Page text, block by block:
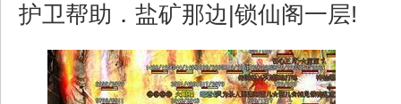
护卫帮助．盐矿那边|锁仙阁一层!